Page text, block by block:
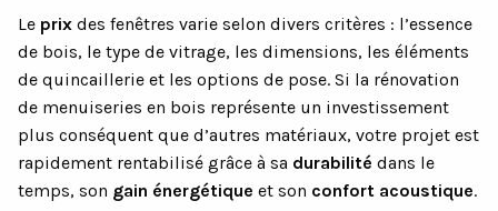
Le prix des fenêtres varie selon divers critères : l’essence
de bois, le type de vitrage, les dimensions, les éléments
de quincaillerie et les options de pose. Si la rénovation
de menuiseries en bois représente un investissement
plus conséquent que d’autres matériaux, votre projet est
rapidement rentabilisé grâce à sa durabilité dans le
temps, son gain énergétique et son confort acoustique.